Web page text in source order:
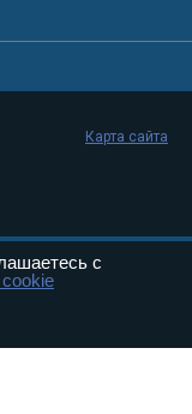
Карта сайта
с